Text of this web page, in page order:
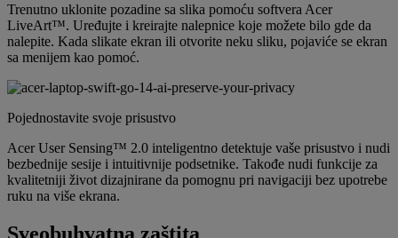
Trenutno uklonite pozadine sa slika pomoću softvera Acer
LiveArt™. Uređujte i kreirajte nalepnice koje možete bilo gde da
nalepite. Kada slikate ekran ili otvorite neku sliku, pojaviće se ekran
sa menijem kao pomoć.
Pojednostavite svoje prisustvo
Acer User Sensing™ 2.0 inteligentno detektuje vaše prisustvo i nudi
bezbednije sesije i intuitivnije podsetnike. Takođe nudi funkcije za
kvalitetniji život dizajnirane da pomognu pri navigaciji bez upotrebe
ruku na više ekrana.
Sveobuhvatna zaštita